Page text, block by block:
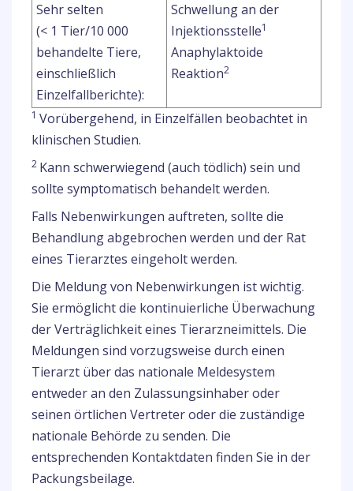
Sehr selten
(< 1 Tier/10 000
behandelte Tiere,
einschließlich
Einzelfallberichte):
Schwellung an der
Injektionsstelle1
Anaphylaktoide
Reaktion2
1 Vorübergehend, in Einzelfällen beobachtet in
klinischen Studien.
2 Kann schwerwiegend (auch tödlich) sein und
sollte symptomatisch behandelt werden.
Falls Nebenwirkungen auftreten, sollte die
Behandlung abgebrochen werden und der Rat
eines Tierarztes eingeholt werden.
Die Meldung von Nebenwirkungen ist wichtig.
Sie ermöglicht die kontinuierliche Überwachung
der Verträglichkeit eines Tierarzneimittels. Die
Meldungen sind vorzugsweise durch einen
Tierarzt über das nationale Meldesystem
entweder an den Zulassungsinhaber oder
seinen örtlichen Vertreter oder die zuständige
nationale Behörde zu senden. Die
entsprechenden Kontaktdaten finden Sie in der
Packungsbeilage.